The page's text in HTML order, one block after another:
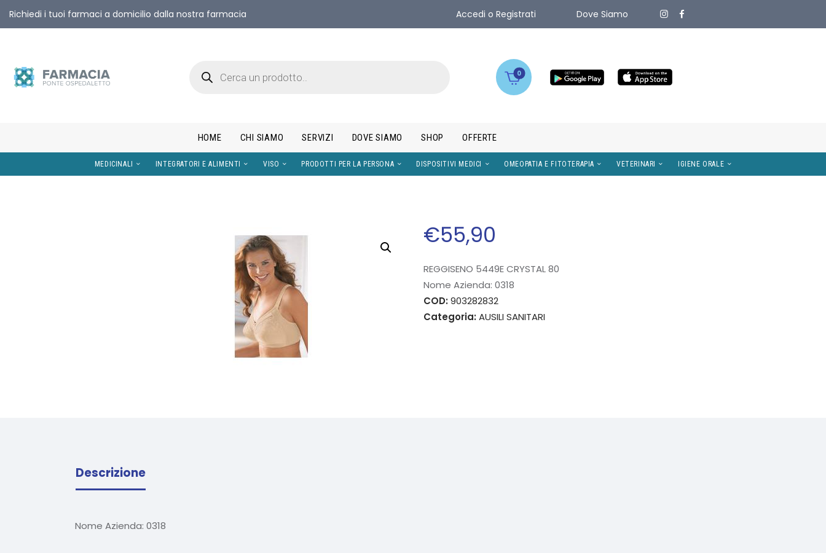
Richiedi i tuoi farmaci a domicilio dalla nostra farmacia Accedi o Registrati Dove Siamo
0
HOME CHI SIAMO SERVIZI DOVE SIAMO SHOP OFFERTE
€55,90
REGGISENO 5449E CRYSTAL 80
Nome Azienda:0318
COD:903282832
Categoria:AUSILI SANITARI
Descrizione
Nome Azienda: 0318